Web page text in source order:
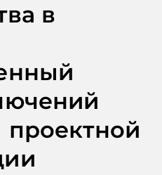
в
проектной